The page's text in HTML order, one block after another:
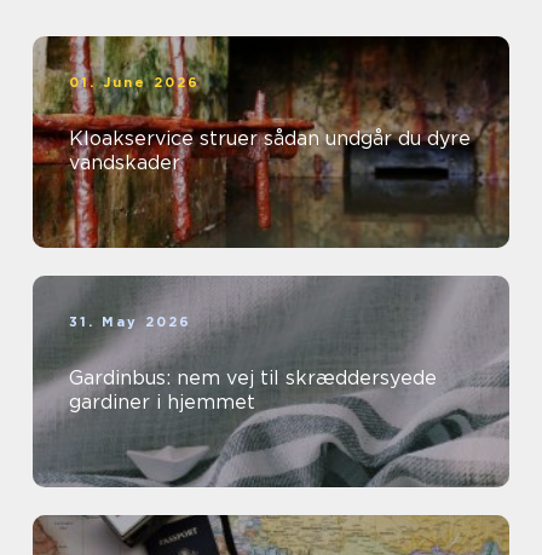
01. June 2026
Kloakservice struer sådan undgår du dyre
vandskader
31. May 2026
Gardinbus: nem vej til skræddersyede
gardiner i hjemmet